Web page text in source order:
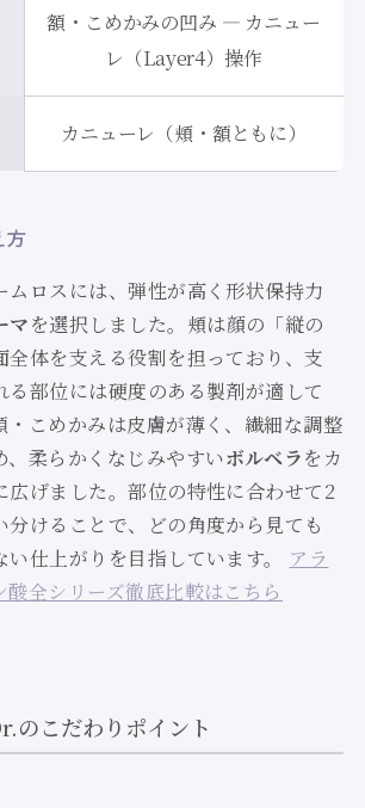
額・こめかみの凹み — カニュー
レ（Layer4）操作
カニューレ（頬・額ともに）
方
ムロスには、弾性が高く形状保持力
マを選択しました。頬は顔の「縦の
全体を支える役割を担っており、支
る部位には硬度のある製剤が適して
・こめかみは皮膚が薄く、繊細な調整
、柔らかくなじみやすいボルベラをカ
広げました。部位の特性に合わせて2
分けることで、どの角度から見ても
仕上がりを目指しています。 アラ
酸全シリーズ徹底比較はこちら
のこだわりポイント